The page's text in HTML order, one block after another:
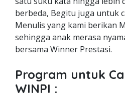
berbeda, Begitu juga untuk
Menulis yang kami berikan
sehingga anak merasa
bersama Winner Prestasi.
Program untuk
WINPI :